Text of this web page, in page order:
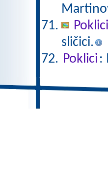
Poklici
sličici.
Poklici :